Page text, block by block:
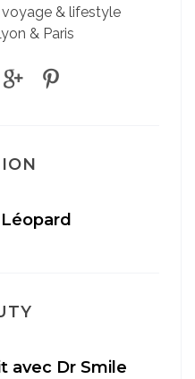
& lifestyle
& Paris
avec Dr Smile